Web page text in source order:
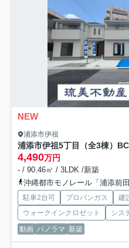
NEW
浦添市伊祖
浦添市伊祖5丁目（全3棟）
4,490万円
- / 90.46㎡ / 3LDK /新築
沖縄都市モノレール「浦添前
駐車2台可 プロパンガス
建
ウォークインクロゼット
シス
動画 パノラマ 新築